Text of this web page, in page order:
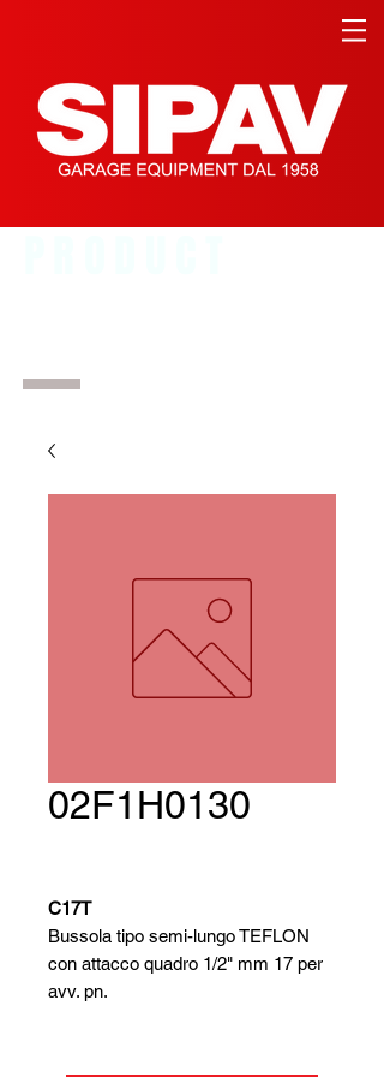
02F1H0130
C17T
Bussola tipo semi-lungo TEFLON
con attacco quadro 1/2" mm 17 per
avv. pn.